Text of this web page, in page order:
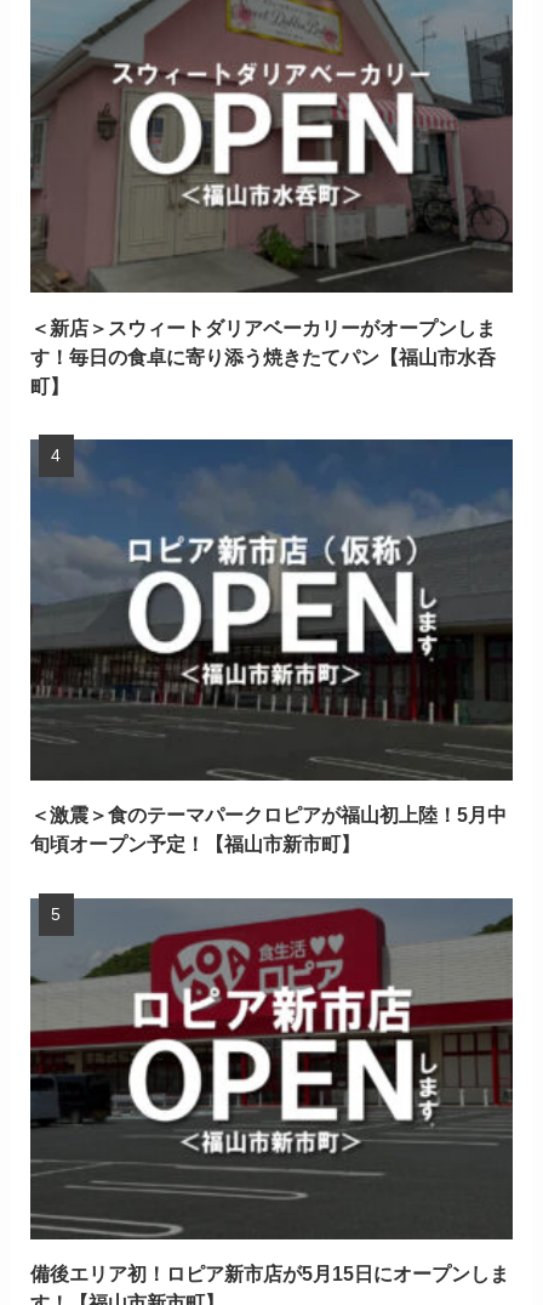
＜新店＞スウィートダリアベーカリーがオープンしま
す！毎日の食卓に寄り添う焼きたてパン【福山市水呑
町】
＜激震＞食のテーマパークロピアが福山初上陸！5月中
旬頃オープン予定！【福山市新市町】
備後エリア初！ロピア新市店が5月15日にオープンしま